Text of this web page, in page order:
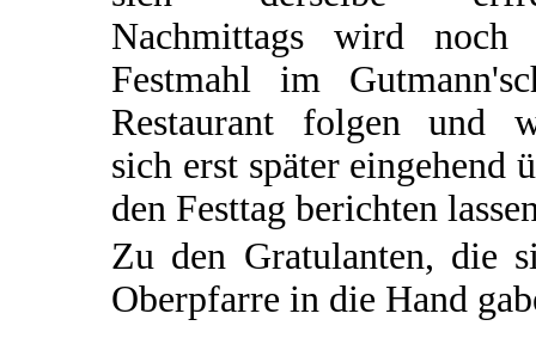
Nachmittags wird noch
Festmahl im
Restaurant folgen und
sich erst später eingehend
den Festtag berichten
Zu den Gratulanten, die
Oberpfarre in die Hand